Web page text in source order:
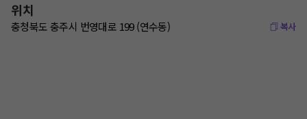
위치
충청북도 충주시 번영대로 199 (연수동) 복사